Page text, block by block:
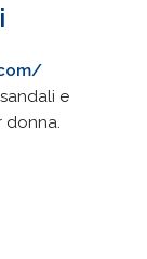
e
donna.